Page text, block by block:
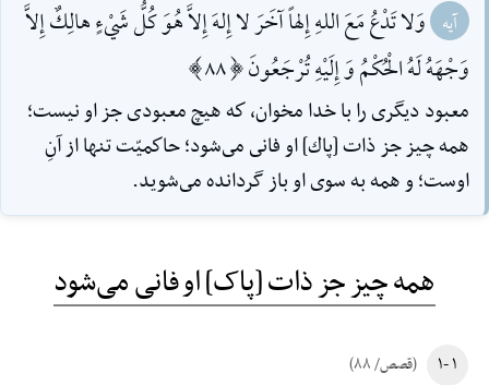
آیه وَلا تَدْعُ مَعَ اللهِ‌ إِلهاً آخَرَ لا إِلهَ إِلاَّ هُوَ كُلُّ شَيْ‌ءٍ هالِكٌ إِلاَّ
وَجْهَهُ لَهُ الْحُكْمُ وَ إِلَيْهِ تُرْجَعُونَ [88]
معبود ديگرى را با خدا مخوان، كه هيچ معبودى جز او نيست؛
همه چيز جز ذات [پاك] او فانى مى‌شود؛ حاكميّت تنها از آنِ
اوست؛ و همه به سوى او باز گردانده مى‌شويد.
همه چیز جز ذات [پاک] او فانی می‌شود
۱ -۱ (قصص/ ۸۸)